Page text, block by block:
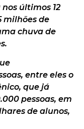
últimos 12
milhões de
chuva de
entre eles o
que já
pessoas, em
de alunos,